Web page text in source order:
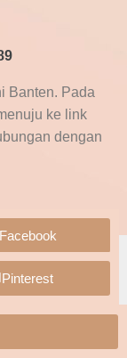
Banten. Pada
ke link
dengan
Facebook
Pinterest